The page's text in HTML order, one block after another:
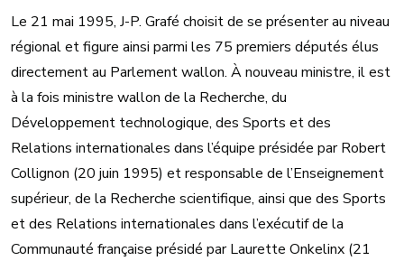
Le 21 mai 1995, J-P. Grafé choisit de se présenter au niveau
régional et figure ainsi parmi les 75 premiers députés élus
directement au Parlement wallon. À nouveau ministre, il est
à la fois ministre wallon de la Recherche, du
Développement technologique, des Sports et des
Relations internationales dans l’équipe présidée par Robert
Collignon (20 juin 1995) et responsable de l’Enseignement
supérieur, de la Recherche scientifique, ainsi que des Sports
et des Relations internationales dans l’exécutif de la
Communauté française présidé par Laurette Onkelinx (21